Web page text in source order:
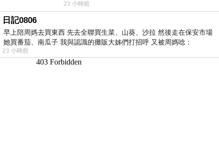
中，以沈靜的藍色空間為背景，描繪了
23 小時前
日記0806
早上陪周媽去買東西 先去全聯買生菜、山葵、沙拉 然後走在保安市場
她買番茄、南瓜子 我與認識的攤販大姊們打招呼 又被周媽唸：
23 小時前